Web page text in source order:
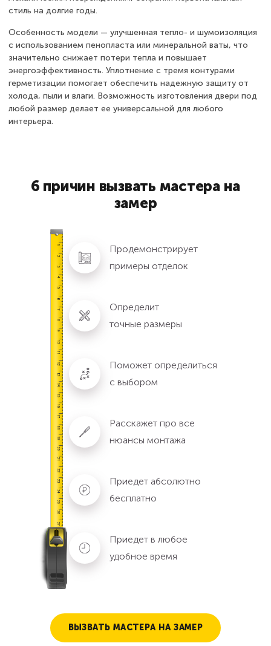
стиль на долгие годы.
Особенность модели — улучшенная тепло- и шумоизоляция
с использованием пенопласта или минеральной ваты, что
значительно снижает потери тепла и повышает
энергоэффективность. Уплотнение с тремя контурами
герметизации помогает обеспечить надежную защиту от
холода, пыли и влаги. Возможность изготовления двери под
любой размер делает ее универсальной для любого
интерьера.
6 причин вызвать мастера на
замер
Продемонстрирует
примеры отделок
Определит
точные размеры
Поможет определиться
с выбором
Расскажет про все
нюансы монтажа
Приедет абсолютно
бесплатно
Приедет в любое
удобное время
ВЫЗВАТЬ МАСТЕРА НА ЗАМЕР